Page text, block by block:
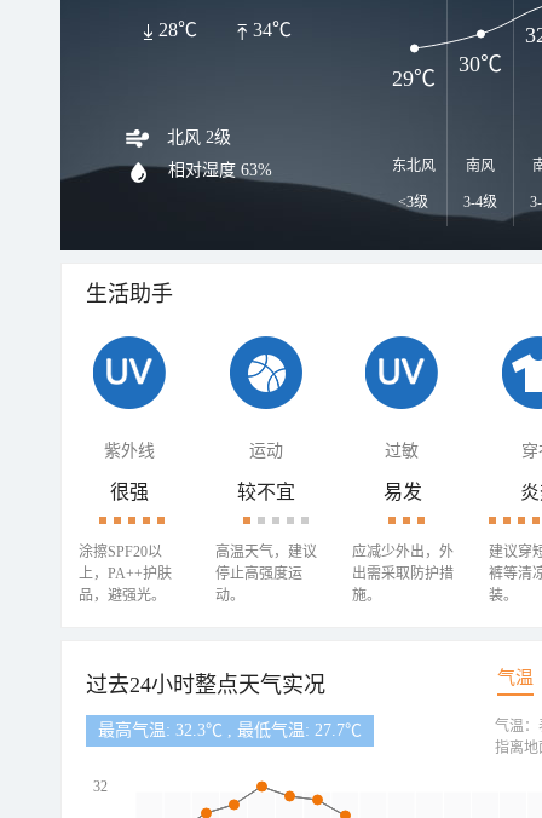
34℃
28℃
北风 2级
相对湿度 63% 东北风
<3级
南风
3-4级
29℃
30℃
生活助手
紫外线 运动 过敏 穿
很强
涂擦SPF20以
上，PA++护肤
品，避强光。
较不宜
高温天气，建议
停止高强度运
动。
易发
应减少外出，外
出需采取防护措
施。
建议穿
裤等清
装。
过去24小时整点天气实况 气温
最高气温: 32.3℃ , 最低气温: 27.7℃
32
气温：
指离地